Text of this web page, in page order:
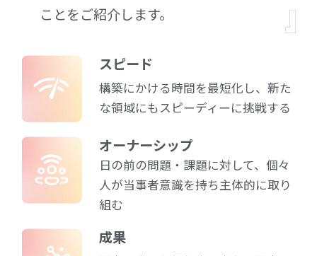
ことをご紹介します。
スピード
構築にかける時間を最短化し、新た
な領域にもスピーディーに挑戦する
オーナーシップ
日の前の問題・課題に対して、個々
人が当事者意識を持ち主体的に取り
組む
成果